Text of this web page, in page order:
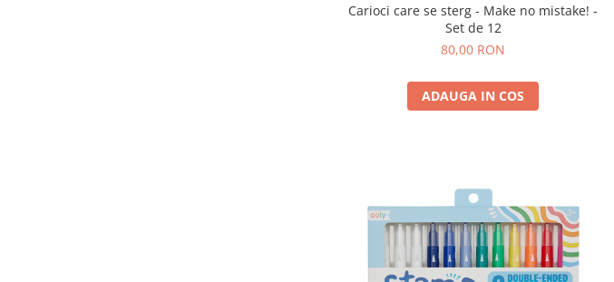
Carioci care se sterg - Make no mistake! -
Set de 12
80,00 RON
ADAUGA IN COS